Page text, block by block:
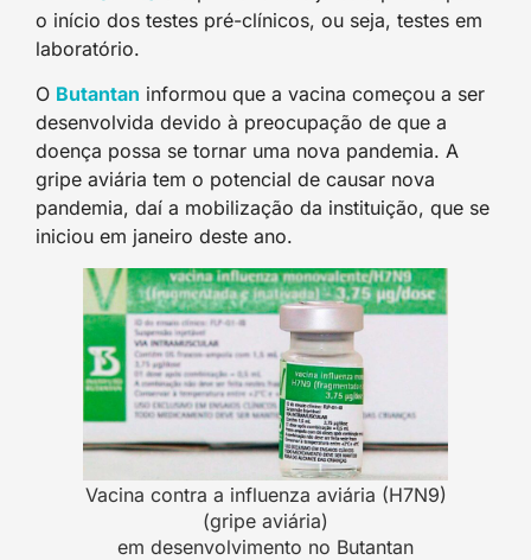
o início dos testes pré-clínicos, ou seja, testes em
laboratório.
O Butantan informou que a vacina começou a ser
desenvolvida devido à preocupação de que a
doença possa se tornar uma nova pandemia. A
gripe aviária tem o potencial de causar nova
pandemia, daí a mobilização da instituição, que se
iniciou em janeiro deste ano.
Vacina contra a influenza aviária (H7N9)
(gripe aviária)
em desenvolvimento no Butantan